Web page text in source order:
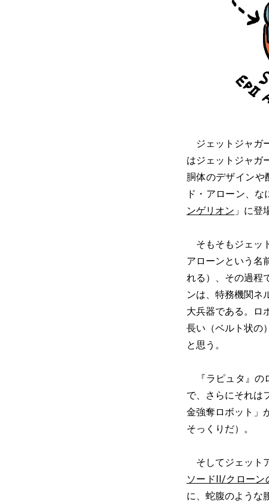
ジェットジャガ
はジェットジャガ
胴体のデザインや
ド・アローン、
ンゲリオン 」に登
そもそもジェッ
アローンという名
れる）、その過程
ンは、特務機関ネ
大兵器である。ロ
長い（ベルト状の
と思う。
『ラピュタ』の
で、さらにそれは
金強奪ロボット」
そっくりだ）。
そしてジェット
ソードII/クローン
に、蛇腹のような